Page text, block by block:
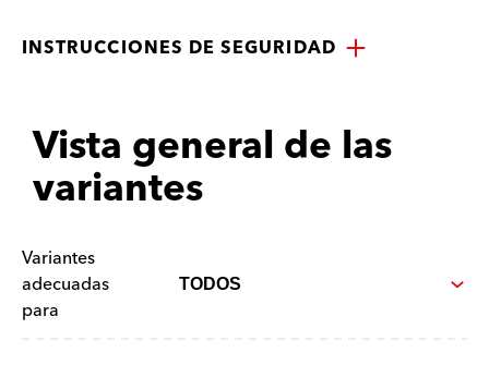
INSTRUCCIONES DE SEGURIDAD
Vista general de las
variantes
Variantes
adecuadas
para